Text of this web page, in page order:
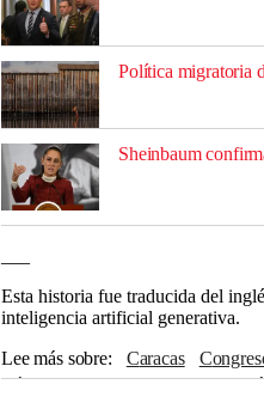
Política migratoria
Sheinbaum
Esta historia fue traducida del
inteligencia artificial generativa.
Lee más sobre
Caracas
Cámara de Representantes
Bogotá